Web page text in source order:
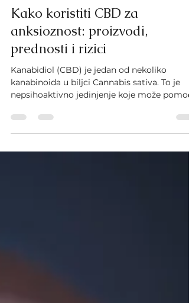
Oct 25, 2023 6 min read
Kako koristiti CBD za
anksioznost: proizvodi,
prednosti i rizici
Kanabidiol (CBD) je jedan od nekoliko
nepsihoaktivno jedinjenje koje može pomoći
u liječenju...